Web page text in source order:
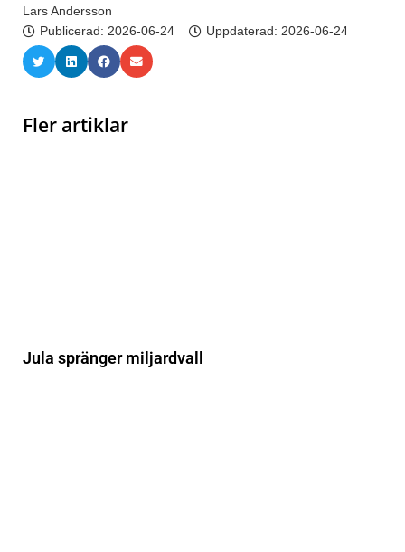
Lars Andersson
Publicerad: 2026-06-24 Uppdaterad: 2026-06-24
Fler artiklar
Jula spränger miljardvall